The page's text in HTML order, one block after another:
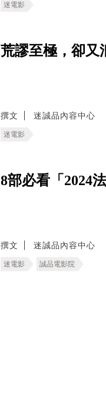
迷電影
荒謬至極，卻又
撰文 迷誠品內容中心
迷電影
8部必看「2024
撰文 迷誠品內容中心
迷電影 誠品電影院